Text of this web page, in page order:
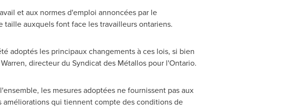
et aux normes d'emploi annoncées par le
auxquels font face les travailleurs ontariens.
adoptés les principaux changements à ces lois, si bien
directeur du Syndicat des Métallos pour l'Ontario.
les mesures adoptées ne fournissent pas aux
qui tiennent compte des conditions de